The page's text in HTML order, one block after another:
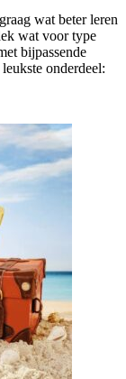
wat beter leren
wat voor type
bijpassende
onderdeel: